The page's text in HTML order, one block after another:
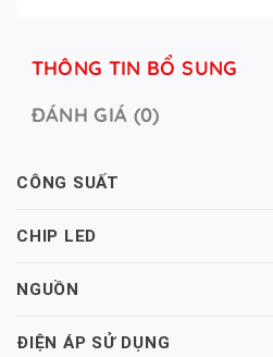
THÔNG TIN BỔ SUNG
ĐÁNH GIÁ (0)
CÔNG SUẤT
CHIP LED
NGUỒN
ĐIỆN ÁP SỬ DỤNG